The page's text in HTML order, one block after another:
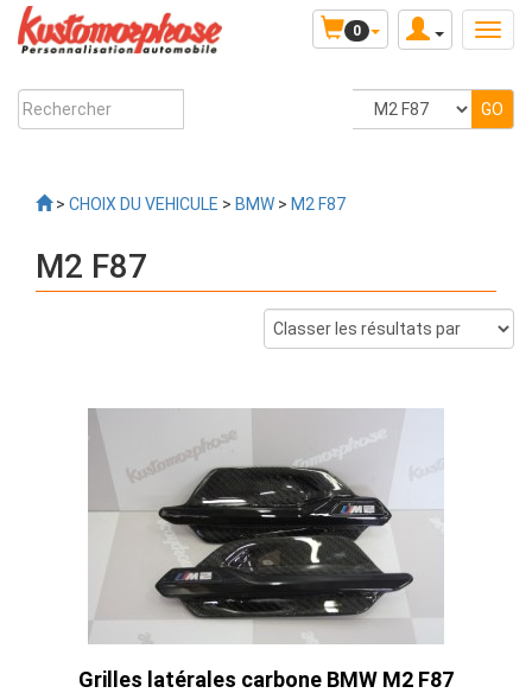
0
> CHOIX DU VEHICULE > BMW > M2 F87
M2 F87
Grilles latérales carbone BMW M2 F87